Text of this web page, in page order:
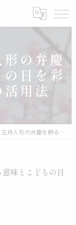
の弁慶
日を彩
用法
る意味とこどもの日を彩る鎧兜鯉のぼりの活用法
味とこどもの日